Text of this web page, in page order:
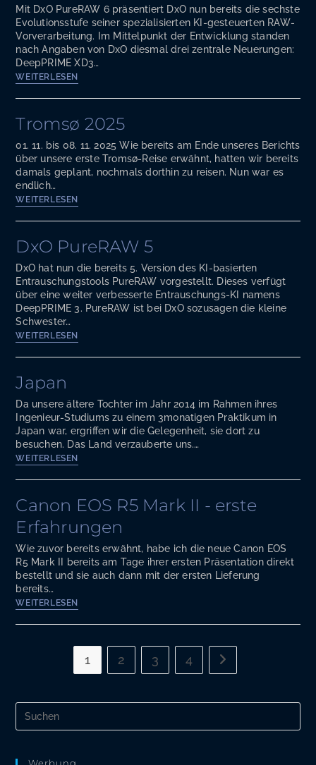
-
Vergleich
DxO
DeepPRIME
mit
Denoise
AI
Mit DxO PureRAW 6 präsentiert DxO nun bereits die sechste
Evolutionsstufe seiner spezialisierten KI-gesteuerten RAW-
Vorverarbeitung. Im Mittelpunkt der Entwicklung standen
nach Angaben von DxO diesmal drei zentrale Neuerungen:
DeepPRIME XD3…
WEITERLESEN
6
ist da
Tromsø 2025
01. 11. bis 08. 11. 2025 Wie bereits am Ende unseres Berichts
über unsere erste Tromsø-Reise erwähnt, hatten wir bereits
damals geplant, nochmals dorthin zu reisen. Nun war es
endlich…
WEITERLESEN
DxO PureRAW 5
DxO hat nun die bereits 5. Version des KI-basierten
Entrauschungstools PureRAW vorgestellt. Dieses verfügt
über eine weiter verbesserte Entrauschungs-KI namens
DeepPRIME 3. PureRAW ist bei DxO sozusagen die kleine
Schwester…
WEITERLESEN
5
Japan
Da unsere ältere Tochter im Jahr 2014 im Rahmen ihres
Ingenieur-Studiums zu einem 3monatigen Praktikum in
Japan war, ergriffen wir die Gelegenheit, sie dort zu
besuchen. Das Land verzauberte uns.…
WEITERLESEN
Canon EOS R5 Mark II - erste
Erfahrungen
Wie zuvor bereits erwähnt, habe ich die neue Canon EOS
R5 Mark II bereits am Tage ihrer ersten Präsentation direkt
bestellt und sie auch dann mit der ersten Lieferung
bereits…
WEITERLESEN
R5
1 2 3 4 Zur nächsten Seite